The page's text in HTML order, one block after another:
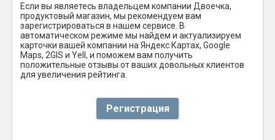
Если вы являетесь владельцем компании Двоечка,
продуктовый магазин, мы рекомендуем вам
зарегистрироваться в нашем сервисе. В
автоматическом режиме мы найдем и актуализируем
карточки вашей компании на Яндекс Картах, Google
Maps, 2GIS и Yell, и поможем вам получить
положительные отзывы от ваших довольных клиентов
для увеличения рейтинга.
Регистрация